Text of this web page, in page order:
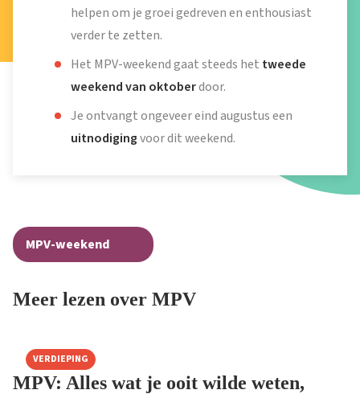
helpen om je groei gedreven en enthousiast
verder te zetten.
Het MPV-weekend gaat steeds het tweede
weekend van oktoberdoor.
Je ontvangt ongeveer eind augustus een
uitnodigingvoor dit weekend.
MPV-weekend
Meer lezen over MPV
VERDIEPING
MPV: Alles wat je ooit wilde weten,